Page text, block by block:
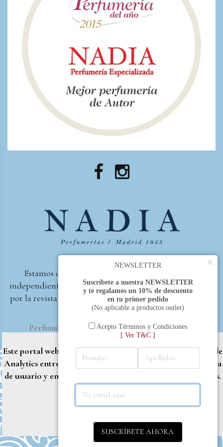
Estamos orgullosos de ser la primera perfumería
independiente de España, en recibir el premio otorgado
por la revista Beautyproof en 2015 a la mejor perfumería
de autor.
Perfumería Nadia2017 |Política de Privacidad
Este portal web utiliza cookies propias y de terceros (Google
Analytics entre otros) para brindarle una mejor experiencia
de usuario y entregar contenido adaptado a sus necesidades.
Rechazar
Aceptar
×
NEWSLETTER
Suscríbete a nuestra NEWSLETTER
y te regalamos un 10% de descuento
en tu primer pedido
(No aplicable a productos outlet)
Acepto Términos y Condiciones
[ Ver T&C ]
SUSCRÍBETE AHORA